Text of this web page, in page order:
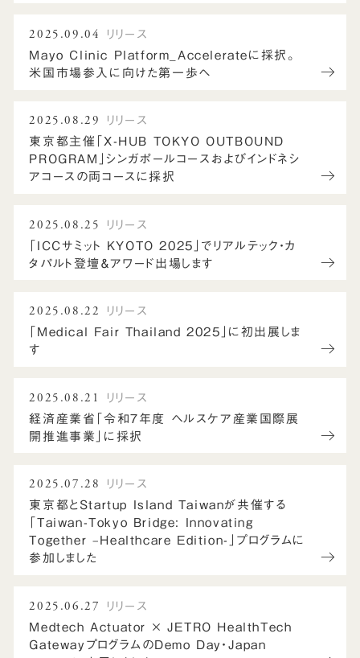
2025.09.04
リリース
Mayo Clinic Platform_Accelerateに採択。
米国市場参入に向けた第一歩へ
2025.08.29
リリース
東京都主催「X-HUB TOKYO OUTBOUND
PROGRAM」シンガポールコースおよびインドネシ
アコースの両コースに採択
2025.08.25
リリース
「ICCサミット KYOTO 2025」でリアルテック・カ
タパルト登壇＆アワード出場します
2025.08.22
リリース
「Medical Fair Thailand 2025」に初出展しま
す
2025.08.21
リリース
経済産業省「令和７年度 ヘルスケア産業国際展
開推進事業」に採択
2025.07.28
リリース
東京都とStartup Island Taiwanが共催する
「Taiwan-Tokyo Bridge: Innovating
Together –Healthcare Edition-」プログラムに
参加しました
2025.06.27
リリース
Medtech Actuator × JETRO HealthTech
GatewayプログラムのDemo Day・Japan